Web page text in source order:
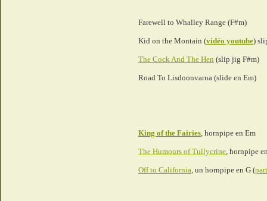
Farewell to Whalley Range (F#m)
Kid on the Montain (vidéo youtube)
The Cock And The Hen (slip jig F#m)
Road To Lisdoonvarna (slide en Em)
King of the Fairies, hornpipe en Em
The Humours of Tullycrine, hornpipe
Off to California, un hornpipe en G (